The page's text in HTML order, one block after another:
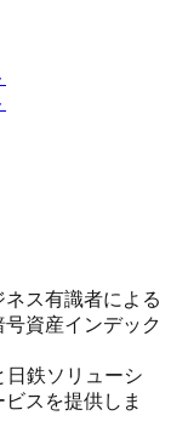
ス有識者による
資産インデック
日鉄ソリューシ
スを提供しま